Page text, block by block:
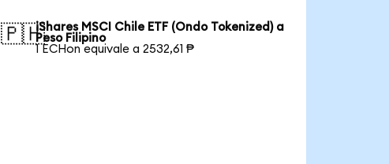
🇵🇭iShares MSCI Chile ETF (Ondo Tokenized) a
Peso Filipino
1 ECHon equivale a 2532,61 ₱